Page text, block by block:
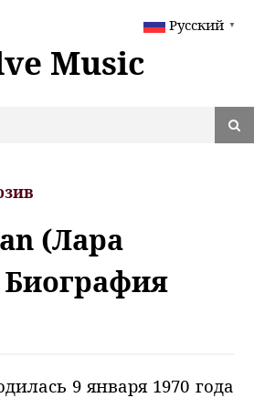
Music
(Лара
9 января 1970 года
Русский ▼